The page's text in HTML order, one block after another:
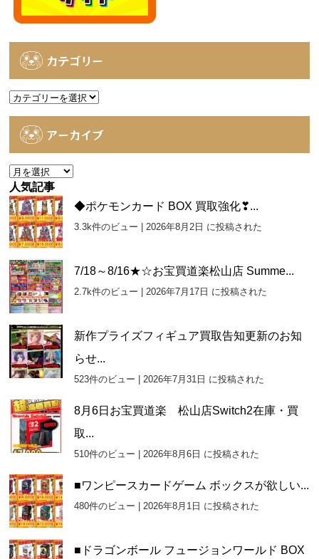
カテゴリー
カ
アーカイブ
ア
ー
カ
イ
ブ
人気記事
◆ポケモンカード BOX 買取強化❣...
3.3k件のビュー 2026年8月2日 に投稿された
7/18～8/16★☆お宝買道楽松山店 Summe...
2.7k件のビュー 2026年7月17日 に投稿された
新作プライズフィギュア買取告知更新のお知
らせ...
523件のビュー 2026年7月31日 に投稿された
8月6日お宝買道楽 松山店Switch2在庫・買
取...
510件のビュー 2026年8月6日 に投稿された
■ワンピースカードゲーム ボックスが欲しい...
480件のビュー 2026年8月1日 に投稿された
■ドラゴンボール フュージョンワールド BOX